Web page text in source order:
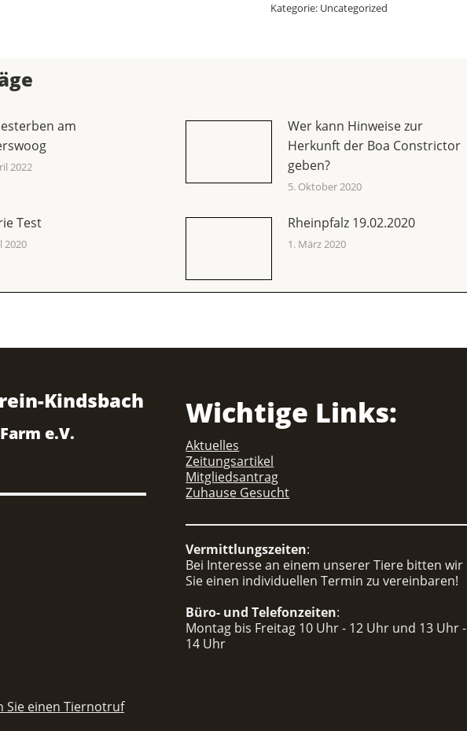
Kategorie: Uncategorized
am
2022
Wer kann Hinweise zur
Herkunft der Boa Constrictor
geben?
5. Oktober 2020
Test
2020
Rheinpfalz 19.02.2020
1. März 2020
e.V.
Wichtige Links:
Aktuelles
Zeitungsartikel
Mitgliedsantrag
Zuhause Gesucht
Vermittlungszeiten:
Bei Interesse an einem unserer Tiere bitten wir
Sie einen individuellen Termin zu vereinbaren!
Büro- und Telefonzeiten:
Montag bis Freitag 10 Uhr - 12 Uhr und 13 Uhr -
14 Uhr
Sie einen Tiernotruf